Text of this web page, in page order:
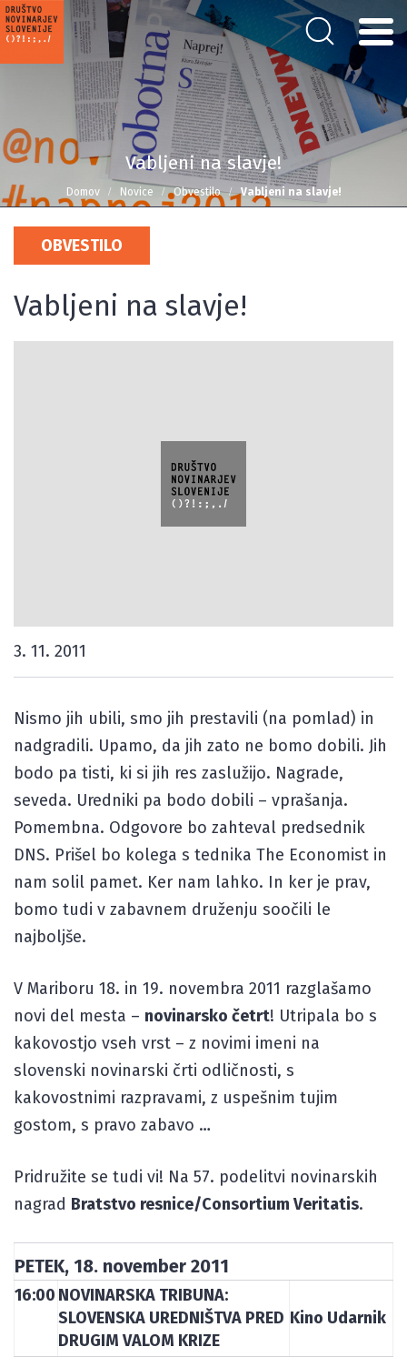
Vabljeni na slavje!
Domov Novice Obvestilo Vabljeni na slavje!
OBVESTILO
Vabljeni na slavje!
3. 11. 2011
Nismo jih ubili, smo jih prestavili (na pomlad) in
nadgradili. Upamo, da jih zato ne bomo dobili. Jih
bodo pa tisti, ki si jih res zaslužijo. Nagrade,
seveda. Uredniki pa bodo dobili – vprašanja.
Pomembna. Odgovore bo zahteval predsednik
DNS. Prišel bo kolega s tednika The Economist in
nam solil pamet. Ker nam lahko. In ker je prav,
bomo tudi v zabavnem druženju soočili le
najboljše.
V Mariboru 18. in 19. novembra 2011 razglašamo
novi del mesta – novinarsko četrt! Utripala bo s
kakovostjo vseh vrst – z novimi imeni na
slovenski novinarski črti odličnosti, s
kakovostnimi razpravami, z uspešnim tujim
gostom, s pravo zabavo …
Pridružite se tudi vi! Na 57. podelitvi novinarskih
nagrad Bratstvo resnice/Consortium Veritatis.
PETEK, 18. november 2011
16:00 NOVINARSKA TRIBUNA:
SLOVENSKA UREDNIŠTVA PRED
DRUGIM VALOM KRIZE
Kino Udarnik